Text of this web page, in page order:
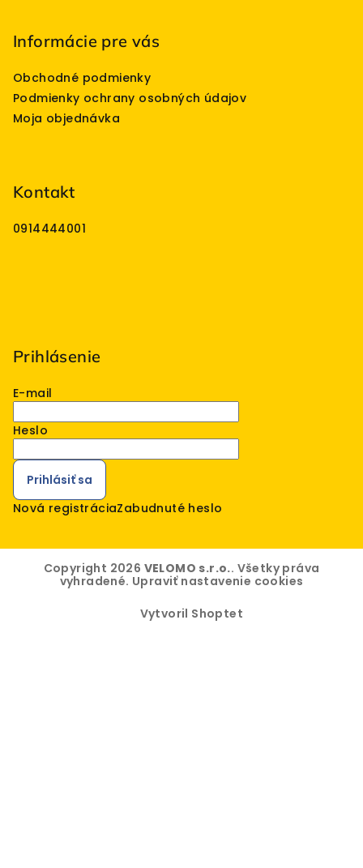
Informácie pre vás
Obchodné podmienky
Podmienky ochrany osobných údajov
Moja objednávka
Kontakt
0914444001
Prihlásenie
E-mail
Heslo
Prihlásiť sa
Nová registráciaZabudnuté heslo
Copyright 2026 VELOMO s.r.o.. Všetky práva
vyhradené. Upraviť nastavenie cookies
Vytvoril Shoptet